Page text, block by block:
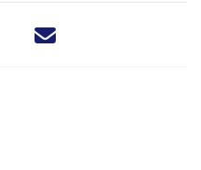
Deel dit nieuwsbericht via X -
Deel dit nieuwsbericht via
Deel dit nieuwsbericht
Deel dit